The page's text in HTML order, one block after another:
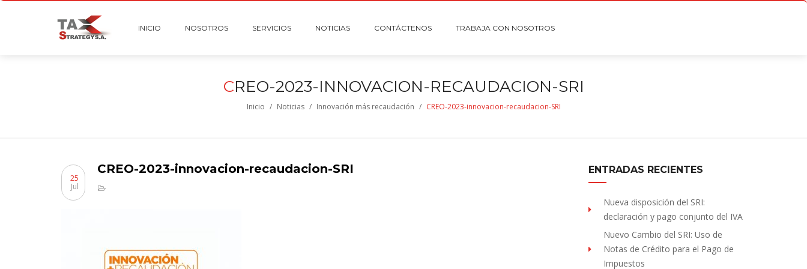
INICIO NOSOTROS SERVICIOS NOTICIAS CONTÁCTENOS TRABAJA CON NOSOTROS
CREO-2023-INNOVACION-RECAUDACION-SRI
Inicio / Noticias / Innovación más recaudación / CREO-2023-innovacion-recaudacion-SRI
CREO-2023-innovacion-recaudacion-SRI
25
Jul
ENTRADAS RECIENTES
Nueva disposición del SRI:
declaración y pago conjunto del IVA
Nuevo Cambio del SRI: Uso de
Notas de Crédito para el Pago de
Impuestos